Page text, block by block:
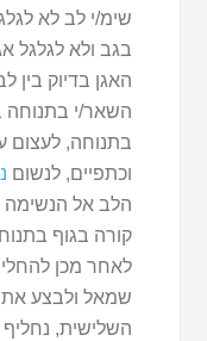
שימ/י לב לא
בגב ולא לגלגל
האגן בדיוק בין
השאר/י
בתנוחה, לעצום
וכתפיים, לנשום
הלב אל הנשימה
קורה בגוף
לאחר מכן
שמאל ולבצע
השלישית, נחליף